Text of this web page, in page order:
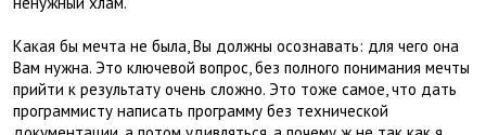
Какая бы мечта не была, Вы должны осознавать: для чего она
Вам нужна. Это ключевой вопрос, без полного понимания мечты
прийти к результату очень сложно. Это тоже самое, что дать
программисту написать программу без технической